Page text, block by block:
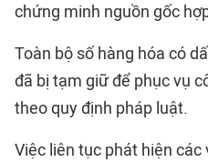
chứng minh nguồn gốc
Toàn bộ số hàng hóa có
đã bị tạm giữ để phục vụ
theo quy định pháp luật.
Việc liên tục phát hiện các